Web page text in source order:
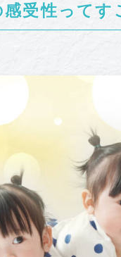
感受性ってす